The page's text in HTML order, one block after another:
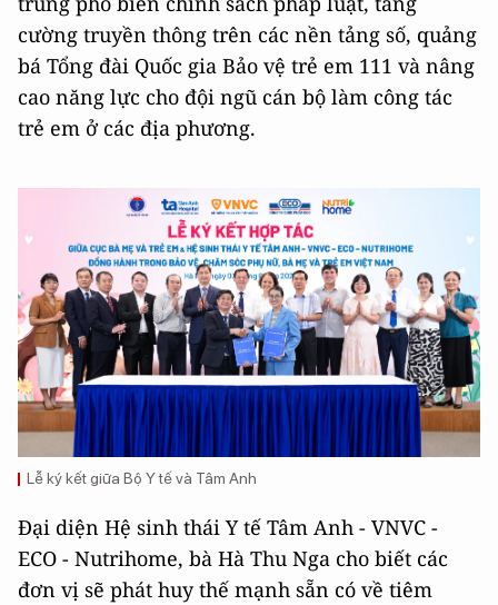
cường truyền thông trên các nền tảng số, quảng
bá Tổng đài Quốc gia Bảo vệ trẻ em 111 và nâng
cao năng lực cho đội ngũ cán bộ làm công tác
trẻ em ở các địa phương.
Lễ ký kết giữa Bộ Y tế và Tâm Anh
Đại diện Hệ sinh thái Y tế Tâm Anh - VNVC -
ECO - Nutrihome, bà Hà Thu Nga cho biết các
đơn vị sẽ phát huy thế mạnh sẵn có về tiêm